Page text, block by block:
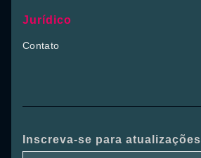
Jurídico
Contato
Inscreva-se para atualizações